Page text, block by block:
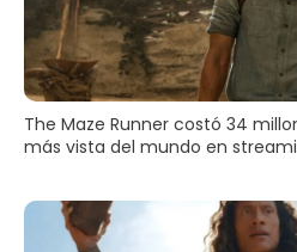
The Maze Runner costó 34
más vista del mundo en